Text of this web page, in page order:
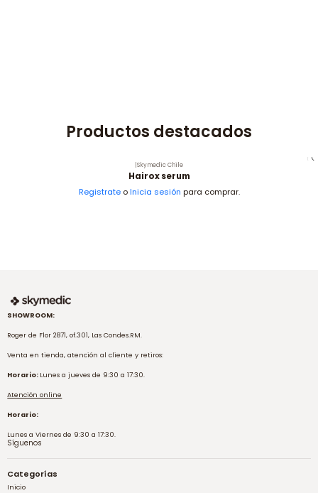
Productos destacados
|Skymedic Chile
Hairox serum
Registrateo Inicia sesión para comprar.
SHOWROOM:
Roger de Flor 2871, of.301, Las Condes.RM.
Venta en tienda, atención al cliente y retiros:
Horario: Lunes a jueves de 9:30 a 17:30.
Atención online
Horario:
Lunes a Viernes de 9:30 a 17:30.
Síguenos
Categorías
Inicio